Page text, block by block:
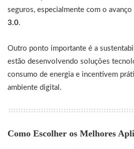
seguros, especialmente com o avanço
3.0.
Outro ponto importante é a
estão desenvolvendo soluções
consumo de energia e incentivem
ambiente digital.
Como Escolher os Melhores